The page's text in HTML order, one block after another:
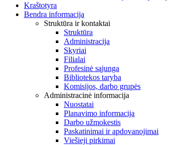
Kraštotyra
Bendra informacija
Struktūra ir kontaktai
Struktūra
Administracija
Skyriai
Filialai
Profesinė sąjunga
Bibliotekos taryba
Komisijos, darbo grupės
Administracinė informacija
Nuostatai
Planavimo informacija
Darbo užmokestis
Paskatinimai ir apdovanojimai
Viešieji pirkimai